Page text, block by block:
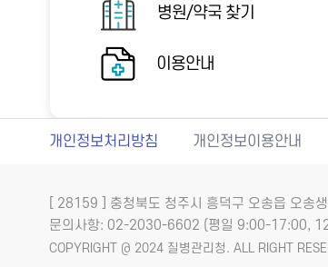
병원/약국 찾기
이용안내
개인정보처리방침 개인정보이용안내
[ 28159 ] 충청북도 청주시 흥덕구 오송읍 오송
문의사항: 02-2030-6602 (평일 9:00-17:00,
COPYRIGHT @ 2024 질병관리청. ALL RIGHT